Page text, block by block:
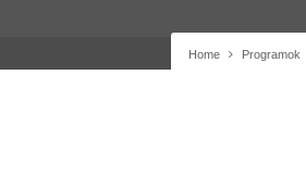
Home Programok